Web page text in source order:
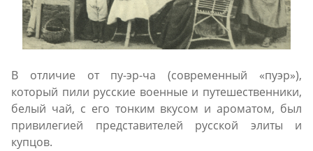
В отличие от пу-эр-ча (современный «пуэр»),
который пили русские военные и путешественники,
белый чай, с его тонким вкусом и ароматом, был
привилегией представителей русской элиты и
купцов.